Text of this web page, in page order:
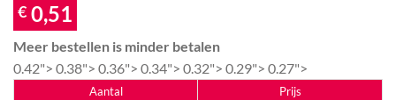
€ 0,51
Meer bestellen is minder betalen
0.42"> 0.38"> 0.36"> 0.34"> 0.32"> 0.29"> 0.27">
Aantal
Prijs